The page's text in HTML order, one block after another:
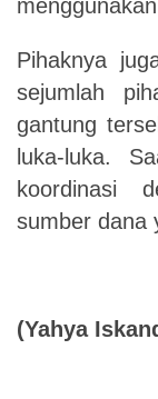
Pihaknya
sejumlah
gantung
luka-luka.
koordinasi
sumber dana
(Yahya